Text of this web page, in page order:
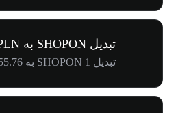
تبدیل SHOPON به PLN
تبدیل 1 SHOPON به zł555.76